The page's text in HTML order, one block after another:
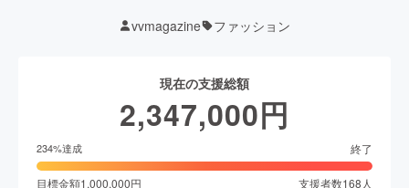
vvmagazine ファッション
現在の支援総額
2,347,000円
234%達成 終了
目標金額1,000,000円 支援者数168 人